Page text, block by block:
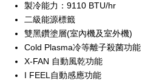
製冷能力：9110 BTU/hr
二級能源標籤
雙黑鑽塗層(室內機及室外機)
Cold Plasma冷等離子殺菌功能
X-FAN 自動風乾功能
I FEEL自動感應功能